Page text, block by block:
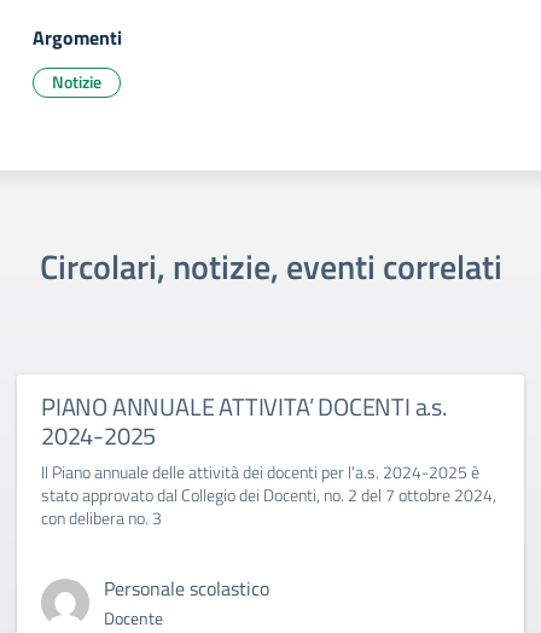
Argomenti
Notizie
Circolari, notizie, eventi correlati
PIANO ANNUALE ATTIVITA’ DOCENTI a.s.
2024-2025
Il Piano annuale delle attività dei docenti per l'a.s. 2024-2025 è
stato approvato dal Collegio dei Docenti, no. 2 del 7 ottobre 2024,
con delibera no. 3
Personale scolastico
Docente